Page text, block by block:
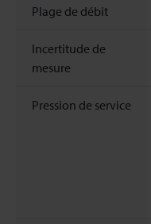
Plage de débit
Incertitude de
mesure
Pression de service